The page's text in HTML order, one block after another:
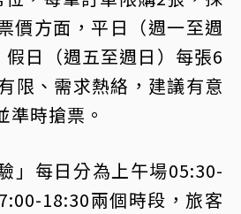
價方面，平日（週一至週
日（週五至週日）每張6
限、需求熱絡，建議有意
準時搶票。
」每日分為上午場05:30-
18:30兩個時段，旅客